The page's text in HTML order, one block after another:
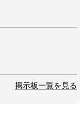
掲示板一覧を見る